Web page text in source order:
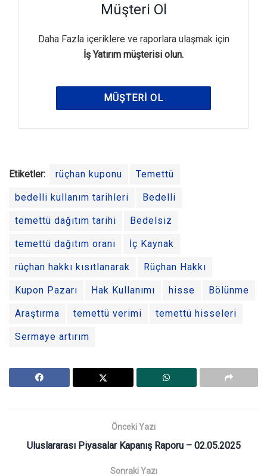
Müşteri Ol
Daha Fazla içeriklere ve raporlara ulaşmak için
İş Yatırım müşterisi olun.
MÜŞTERI OL
Etiketler: rüçhan kuponu Temettü
bedelli kullanım tarihleri Bedelli
temettü dağıtım tarihi Bedelsiz
temettü dağıtım oranı İç Kaynak
rüçhan hakkı kısıtlanarak Rüçhan Hakkı
Kupon Pazarı Hak Kullanımı hisse Bölünme
Araştırma temettü verimi temettü hisseleri
Sermaye artırım
Önceki Yazı
Uluslararası Piyasalar Kapanış Raporu – 02.05.2025
Sonraki Yazı